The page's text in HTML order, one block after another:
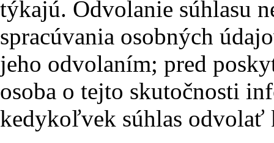
týkajú. Odvolanie súhlasu
spracúvania osobných
jeho odvolaním; pred
osoba o tejto skutočnosti
kedykoľvek súhlas odvolať